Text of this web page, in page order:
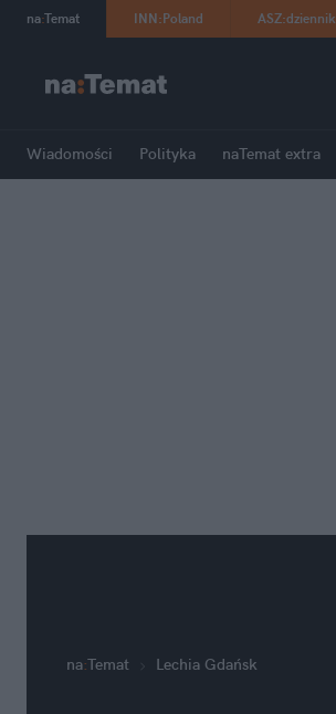
na:Temat INN:Poland ASZ:dziennik
Wiadomości Polityka naTemat extra
na:Temat Lechia Gdańsk